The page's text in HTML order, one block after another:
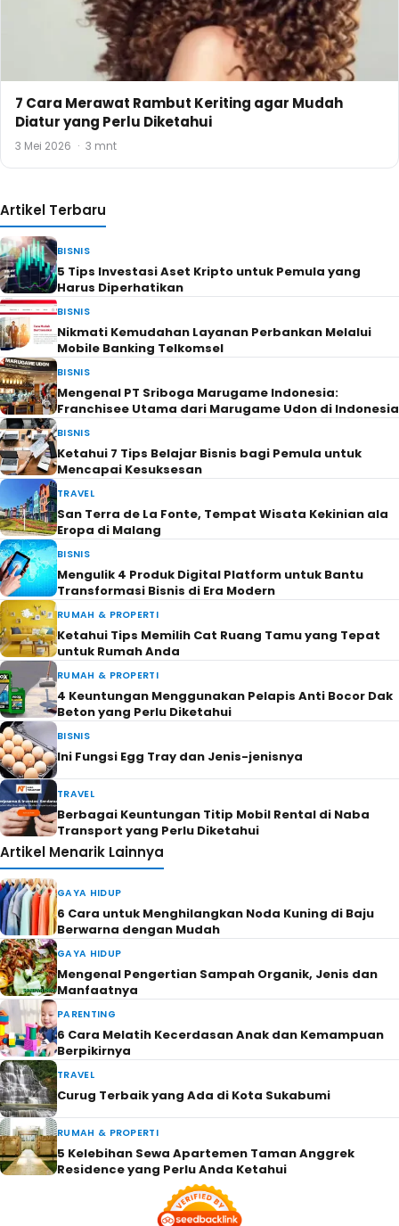
7 Cara Merawat Rambut Keriting agar Mudah
Diatur yang Perlu Diketahui
3 Mei 2026 · 3 mnt
Artikel Terbaru
BISNIS
5 Tips Investasi Aset Kripto untuk Pemula yang
Harus Diperhatikan
BISNIS
Nikmati Kemudahan Layanan Perbankan Melalui
Mobile Banking Telkomsel
BISNIS
Mengenal PT Sriboga Marugame Indonesia:
Franchisee Utama dari Marugame Udon di Indonesia
BISNIS
Ketahui 7 Tips Belajar Bisnis bagi Pemula untuk
Mencapai Kesuksesan
TRAVEL
San Terra de La Fonte, Tempat Wisata Kekinian ala
Eropa di Malang
BISNIS
Mengulik 4 Produk Digital Platform untuk Bantu
Transformasi Bisnis di Era Modern
RUMAH & PROPERTI
Ketahui Tips Memilih Cat Ruang Tamu yang Tepat
untuk Rumah Anda
RUMAH & PROPERTI
4 Keuntungan Menggunakan Pelapis Anti Bocor Dak
Beton yang Perlu Diketahui
BISNIS
Ini Fungsi Egg Tray dan Jenis-jenisnya
TRAVEL
Berbagai Keuntungan Titip Mobil Rental di Naba
Transport yang Perlu Diketahui
Artikel Menarik Lainnya
GAYA HIDUP
6 Cara untuk Menghilangkan Noda Kuning di Baju
Berwarna dengan Mudah
GAYA HIDUP
Mengenal Pengertian Sampah Organik, Jenis dan
Manfaatnya
PARENTING
6 Cara Melatih Kecerdasan Anak dan Kemampuan
Berpikirnya
TRAVEL
Curug Terbaik yang Ada di Kota Sukabumi
RUMAH & PROPERTI
5 Kelebihan Sewa Apartemen Taman Anggrek
Residence yang Perlu Anda Ketahui